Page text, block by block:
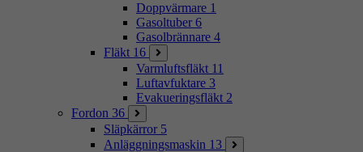
Doppvärmare 1
Gasoltuber 6
Gasolbrännare 4
Fläkt 16
Varmluftsfläkt 11
Luftavfuktare 3
Evakueringsfläkt 2
Fordon 36
Släpkärror 5
Anläggningsmaskin 13